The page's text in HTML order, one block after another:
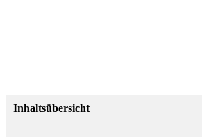
Inhaltsübersicht